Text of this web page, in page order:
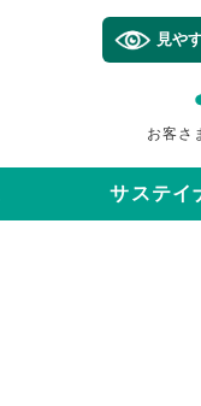
見や
お客さ
サステイ